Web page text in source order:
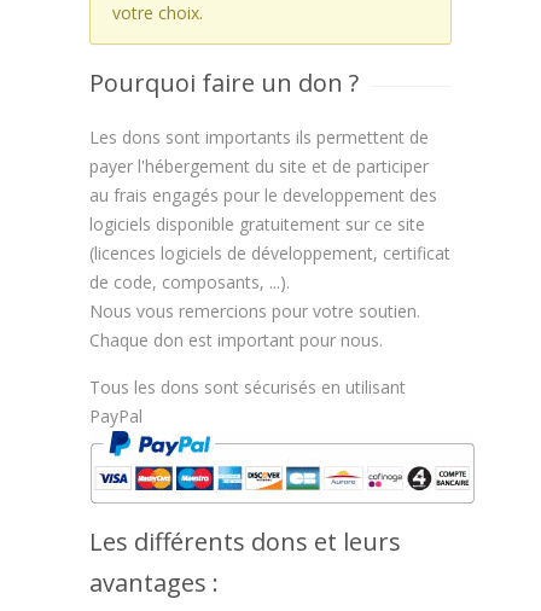
votre choix.
Pourquoi faire un don ?
Les dons sont importants ils permettent de
payer l'hébergement du site et de participer
au frais engagés pour le developpement des
logiciels disponible gratuitement sur ce site
(licences logiciels de développement, certificat
de code, composants, ...).
Nous vous remercions pour votre soutien.
Chaque don est important pour nous.
Tous les dons sont sécurisés en utilisant
PayPal
Les différents dons et leurs
avantages :